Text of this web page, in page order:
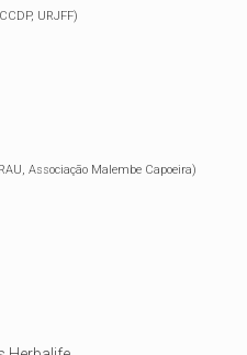
URJFF)
Associação Malembe Capoeira)